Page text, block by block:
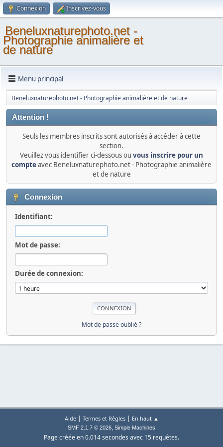
Connexion Inscrivez-vous
Beneluxnaturephoto.net -
Photographie animalière et
de nature
Menu principal
Beneluxnaturephoto.net - Photographie animalière et de nature
Attention !
Seuls les membres inscrits sont autorisés à accéder à cette
section.
Veuillez vous identifier ci-dessous ou vous inscrire pour un
compteavec Beneluxnaturephoto.net - Photographie animalière
et de nature
Connexion
Identifiant:
Mot de passe:
Durée de connexion:
Mot de passe oublié ?
Aide| Termes et Règles| En haut ▲
SMF 2.1.7 © 2026, Simple Machines
Page créée en 0.014 secondes avec 15 requêtes.